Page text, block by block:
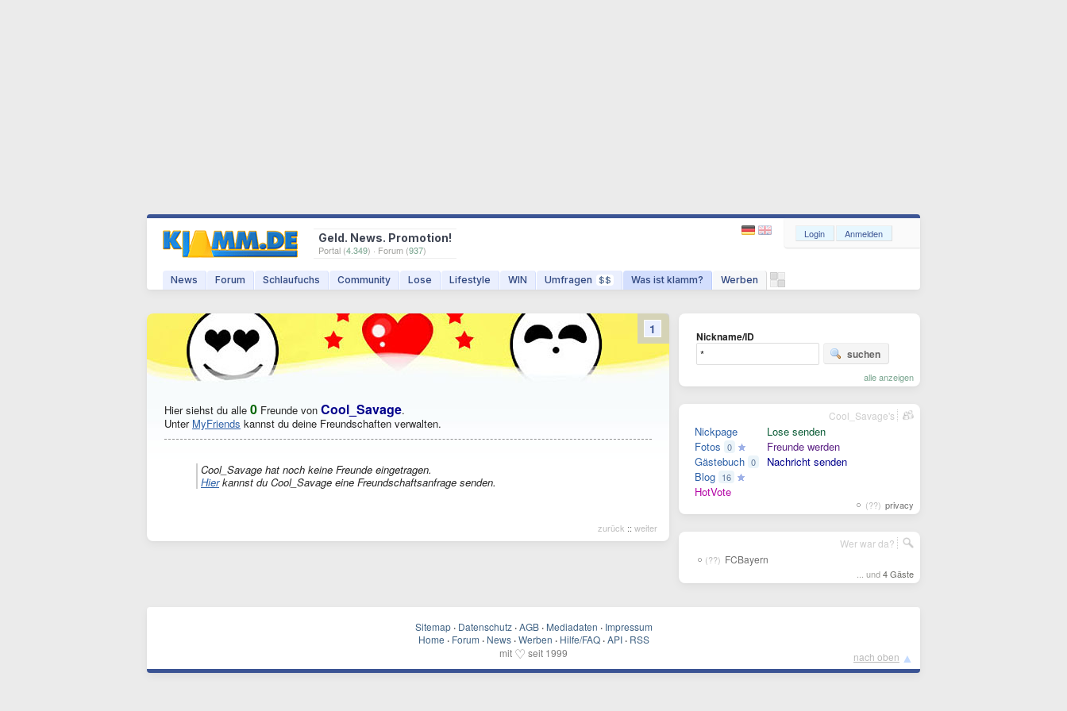
Geld. News. Promotion!
Portal (4.349) · Forum (937)
News Forum Schlaufuchs Community Lose Lifestyle WIN Umfragen $$ Was ist klamm? Werben
Login Anmelden
Hier siehst du alle 0 Freunde von Cool_Savage.
Unter MyFriends kannst du deine Freundschaften verwalten.
Cool_Savage hat noch keine Freunde eingetragen.
Hierkannst du Cool_Savage eine Freundschaftsanfrage senden.
zurück :: weiter
1
Nickname/ID
suchen
alle anzeigen
Nickpage
Fotos 0
Gästebuch 0
Blog 16
HotVote
Lose senden
Freunde werden
Nachricht senden
(??) privacy
Cool_Savage's
(??) FCBayern
... und4 Gäste
Wer war da?
Sitemap · Datenschutz · AGB · Mediadaten · Impressum
Home · Forum · News · Werben · Hilfe/FAQ · API · RSS
mit ♡ seit 1999 nach oben ▲